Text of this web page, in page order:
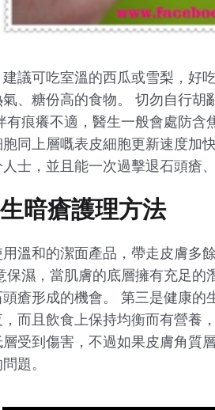
議可吃室溫的西瓜或雪梨，好
、糖份高的食物。 切勿自行
有痕癢不適，醫生一般會處防
同上層嘅表皮細胞更新速度加
士，並且能一次過擊退石頭瘡
暗瘡護理方法
溫和的潔面產品，帶走皮膚多
保濕，當肌膚的底層擁有充足
瘡形成的機會。 第三是健康
而且飲食上保持均衡而有營養
受到傷害，不過如果皮膚角質
題。